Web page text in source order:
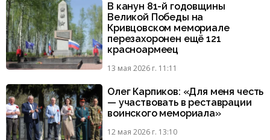
В канун 81-й годовщины
Великой Победы на
Кривцовском мемориале
перезахоронен ещё 121
красноармеец
13 мая 2026 г. 11:11
Олег Карпиков: «Для меня честь
— участвовать в реставрации
воинского мемориала»
12 мая 2026 г. 13:10